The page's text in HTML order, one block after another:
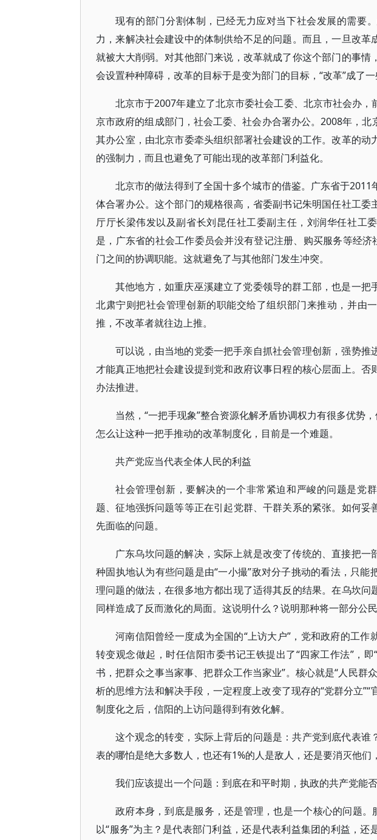
现有的部门分割体制，已经无力应对当下社会发展的需要
力，来解决社会建设中的体制供给不足的问题。而且，一旦改革
就被大大削弱。对其他部门来说，改革就成了你这个部门的事
会设置种种障碍，改革的目标于是变为部门的目标，“改革”成了一
北京市于2007年建立了北京市委社会工委、北京市社会办
京市政府的组成部门，社会工委、社会办合署办公。2008年，北
其办公室，由北京市委牵头组织部署社会建设的工作。改革的动
的强制力，而且也避免了可能出现的改革部门利益化。
北京市的做法得到了全国十多个城市的借鉴。广东省于
体合署办公。这个部门的规格很高，省委副书记朱明国任社工
厅厅长梁伟发以及副省长刘昆任社工委副主任，刘润华任社工
是，广东省的社会工作委员会并没有登记注册、购买服务等经济
门之间的协调职能。这就避免了与其他部门发生冲突。
其他地方，如重庆巫溪建立了党委领导的群工部，也是一
北肃宁则把社会管理创新的职能交给了组织部门来推动，并由
推，不改革者就往边上推。
可以说，由当地的党委一把手亲自抓社会管理创新，强势推
才能真正地把社会建设提到党和政府议事日程的核心层面上。
办法推进。
当然，“一把手现象”整合资源化解矛盾协调权力有很多优势，
怎么让这种一把手推动的改革制度化，目前是一个难题。
共产党应当代表全体人民的利益
社会管理创新，要解决的一个非常紧迫和严峻的问题是党
题、征地强拆问题等等正在引起党群、干群关系的紧张。如何
先面临的问题。
广东乌坎问题的解决，实际上就是改变了传统的、直接把一
种固执地认为有些问题是由“一小撮”敌对分子挑动的看法，只
理问题的做法，在很多地方都出现了适得其反的结果。在乌坎问
同样造成了反而激化的局面。这说明什么？说明那种将一部分公
河南信阳曾经一度成为全国的“上访大户”，党和政府的工
转变观念做起，时任信阳市委书记王铁提出了“四家工作法”，
书，把群众之事当家事、把群众工作当家业”。核心就是“人民群
析的思维方法和解决手段，一定程度上改变了现存的“党群分立”“
制度化之后，信阳的上访问题得到有效化解。
这个观念的转变，实际上背后的问题是：共产党到底代表
表的哪怕是绝大多数人，也还有1%的人是敌人，还是要消灭他们
我们应该提出一个问题：到底在和平时期，执政的共产党能
政府本身，到底是服务，还是管理，也是一个核心的问题。
以“服务”为主？是代表部门利益，还是代表利益集团的利益，